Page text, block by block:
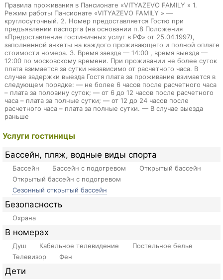
Правила проживания в Пансионате «VITYAZEVO FAMILY » 1.
Режим работы Пансионате «VITYAZEVO FAMILY » —
круглосуточный. 2. Номер предоставляется Гостю при
предъявлении паспорта (на основании п.8 Положения
«Предоставление гостиничных услуг в РФ» от 25.04.1997),
заполненной анкеты на каждого проживающего и полной оплате
стоимости номера. 3. Время заезда — 14:00 , время выезда —
12:00 по московскому времени. При проживании не более суток
плата взимается за сутки независимо от расчетного часа. В
случае задержки выезда Гостя плата за проживание взимается в
следующем порядке: — не более 6 часов после расчетного часа
– плата за половину суток; — от 6 до 12 часов после расчетного
часа – плата за полные сутки; — от 12 до 24 часов после
расчетного часа – плата за полные сутки. — В случае выезда
раньше
Услуги гостиницы
Бассейн, пляж, водные виды спорта
Бассейн Бассейн с подогревом
Открытый бассейн
Открытый бассейн с подогревом
Сезонный открытый бассейн
Безопасность
Охрана
В номерах
Душ Кабельное телевидение
Постельное белье
Телевизор
Фен
Дети